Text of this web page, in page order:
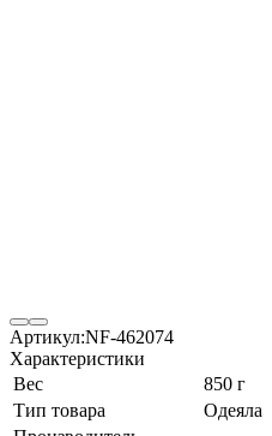
Артикул:NF-462074
Характеристики
Вес
850 г
Тип товара
Одеяла